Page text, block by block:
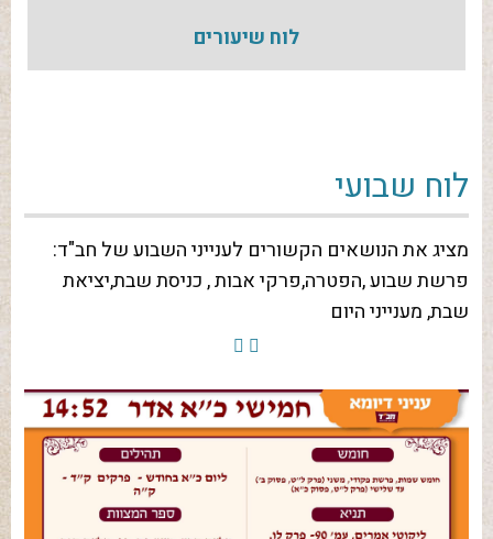
לוח שיעורים
לוח שבועי
מציג את הנושאים הקשורים לענייני השבוע של חב"ד:
פרשת שבוע ,הפטרה,פרקי אבות , כניסת שבת,יציאת
שבת, מענייני היום